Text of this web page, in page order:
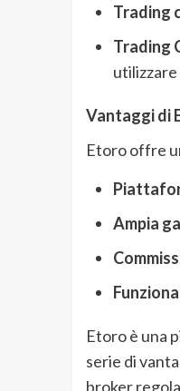
Trading
Trading
Vantaggi di
Etoro offre
Ampia
Etoro è una
serie di
broker